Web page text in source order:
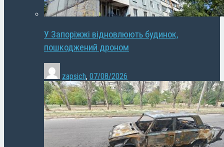
У Запоріжжі відновлюють будинок,
пошкоджений дроном
zapsich, 07/08/2026